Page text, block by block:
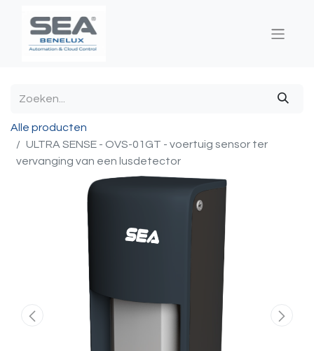
Alle producten
ULTRA SENSE - OVS-01GT - voertuig sensor ter
vervanging van een lusdetector